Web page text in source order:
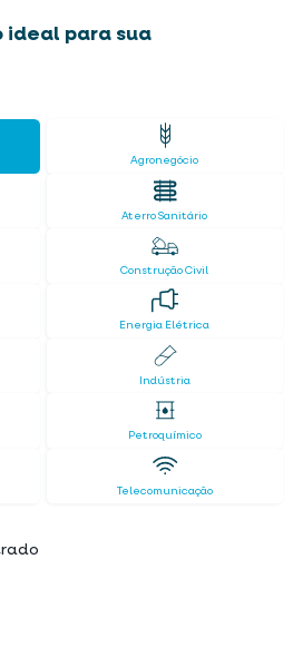
ideal para sua
Agronegócio
Aterro Sanitário
Construção Civil
Energia Elétrica
Indústria
Petroquímico
Telecomunicação